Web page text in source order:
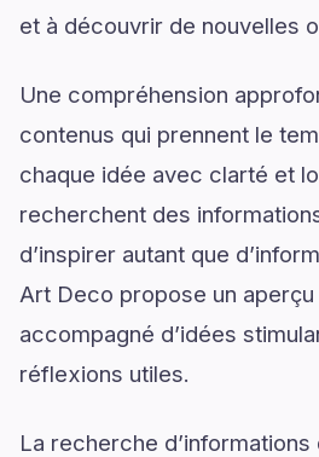
et à découvrir de nouvelles
Une compréhension
contenus qui prennent le
chaque idée avec clarté et
recherchent des
d’inspirer autant que
Art Deco propose un aperçu
accompagné d’idées
réflexions utiles.
La recherche d’informations